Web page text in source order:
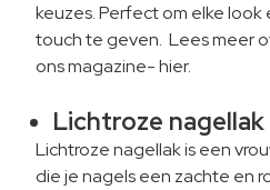
keuzes. Perfect om elke
touch te geven. Lees meer
ons magazine- hier.
Lichtroze nagellak
Lichtroze nagellak is een
die je nagels een zachte en